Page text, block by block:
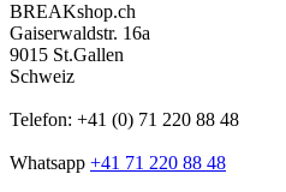
BREAKshop.ch
Gaiserwaldstr. 16a
9015 St.Gallen
Schweiz
Telefon: +41 (0) 71 220 88 48
Whatsapp +41 71 220 88 48